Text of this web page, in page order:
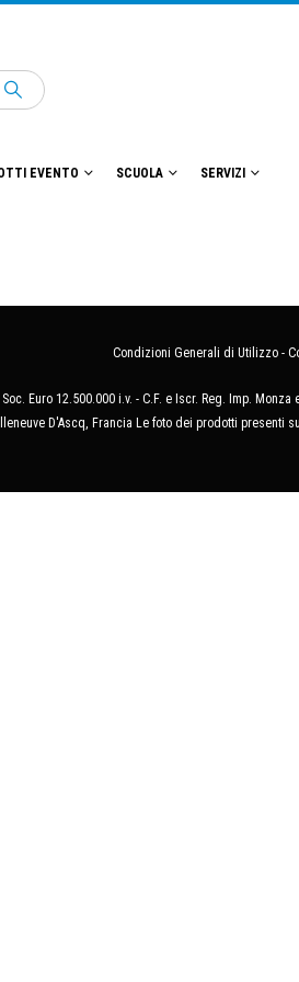
EVENTO SCUOLA SERVIZI
Condizioni Generali di Utilizzo -
Euro 12.500.000 i.v. - C.F. e Iscr. Reg. Imp.
D'Ascq, Francia Le foto dei prodotti presenti